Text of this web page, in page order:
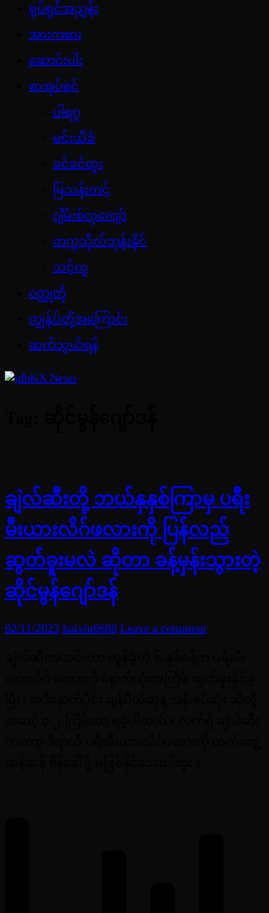
ရုပ်ရှင်အညွှန်း
အားကစား
ဆောင်းပါး
စာအုပ်စင်
ပါရဂူ
မင်းသိင်္ခ
ခင်ခင်ထူး
မြသန်းတင့်
ဂျိမ်းစ်လှကျော်
တက္ကသိုလ်ဘုန်းနိုင်
သင့်လူ
ဝတ္ထုတို
ကျွန်ုပ်တို့အကြောင်း
ဆက်သွယ်ရန်
ချဲလ်ဆီးတို့ ဘယ်နှနှစ်ကြာမှ ပရီး
မီးယားလိဂ်ဖလားကို ပြန်လည်
ဆွတ်ခူးမလဲ ဆိုတာ ခန့်မှန်းသွားတဲ့
ဆိုင်မွန်ဂျော်ဒန်
02/11/2023 kaixin6688 Leave a comment